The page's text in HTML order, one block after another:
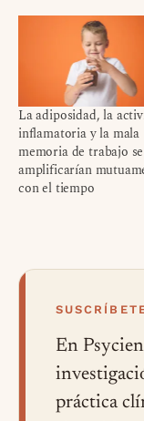
La adiposidad, la
inflamatoria y la mala
memoria de trabajo se
amplificarían
con el tiempo
En
práctica